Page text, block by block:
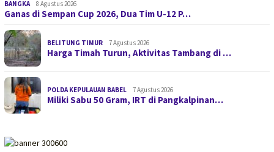
BANGKA 8 Agustus 2026
Ganas di Sempan Cup 2026, Dua Tim U-12 P…
BELITUNG TIMUR 7 Agustus 2026
Harga Timah Turun, Aktivitas Tambang di …
POLDA KEPULAUAN BABEL 7 Agustus 2026
Miliki Sabu 50 Gram, IRT di Pangkalpinan…